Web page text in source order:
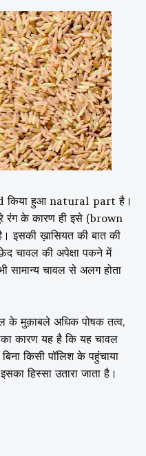
किया हुआ natural part है।
रंग के कारण ही इसे (brown
इसकी ख़ासियत की बात की
चावल की अपेक्षा पकने में
सामान्य चावल से अलग होता
के मुक़ाबले अधिक पोषक तत्व,
कारण यह है कि यह चावल
बिना किसी पॉलिश के पहुंचाया
हिस्सा उतारा जाता है।